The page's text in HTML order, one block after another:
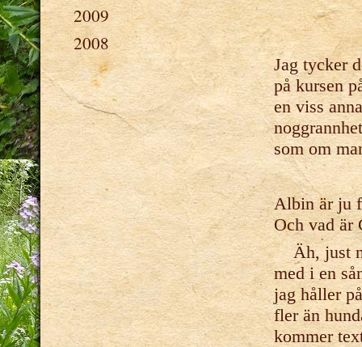
2009
2008
Jag tycker
på kursen
en viss
som om
Albin är ju
Och vad är
Äh, just nu
med i en
jag håller
fler än
kommer